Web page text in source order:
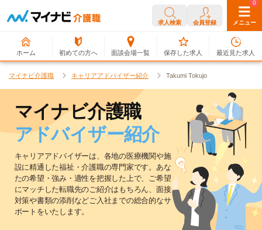
求人検索 会員登録 メニュー
ホーム 初めての方へ 面談会場一覧
0
保存した求人
0
最近見た求人
マイナビ介護職 キャリアアドバイザー紹介 Takumi Tokujo
マイナビ介護職
アドバイザー紹介
キャリアアドバイザーは、各地の医療機関や施
設に精通した福祉・介護職の専門家です。 あな
たの希望・強み・適性を把握した上で、ご希望
にマッチした転職先のご紹介はもちろん、 面接
対策や書類の添削などご入社までの総合的なサ
ポートをいたします。